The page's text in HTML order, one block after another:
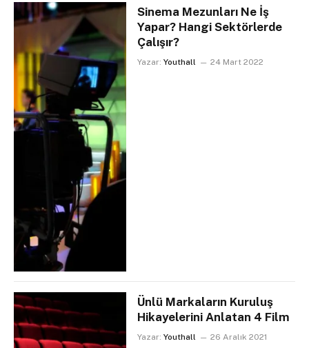
Sinema Mezunları Ne İş
Yapar? Hangi Sektörlerde
Çalışır?
Yazar: Youthall 24 Mart 2022
Ünlü Markaların Kuruluş
Hikayelerini Anlatan 4 Film
Yazar: Youthall 26 Aralık 2021